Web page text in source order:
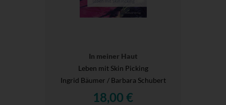
In meiner Haut
Leben mit Skin Picking
Ingrid Bäumer / Barbara Schubert
18,00 €